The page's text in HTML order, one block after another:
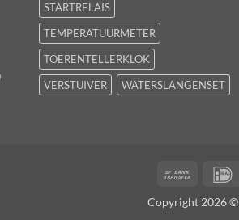
STARTRELAIS
TEMPERATUURMETER
TOERENTELLERKLOK
VERSTUIVER
WATERSLANGENSET
Bank
Copyright 2026 ©